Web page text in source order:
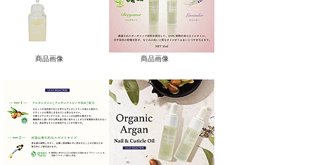
商品画像 商品画像